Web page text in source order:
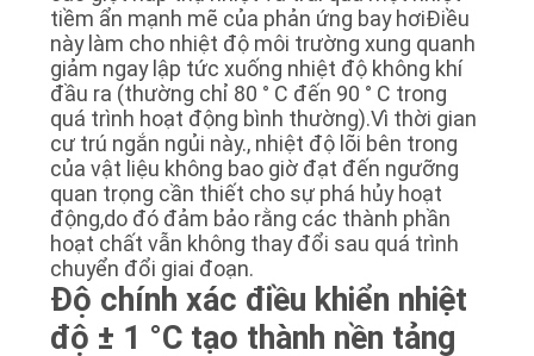
tiềm ẩn mạnh mẽ của phản ứng bay hơiĐiều
này làm cho nhiệt độ môi trường xung quanh
giảm ngay lập tức xuống nhiệt độ không khí
đầu ra (thường chỉ 80 ° C đến 90 ° C trong
quá trình hoạt động bình thường).Vì thời gian
cư trú ngắn ngủi này., nhiệt độ lõi bên trong
của vật liệu không bao giờ đạt đến ngưỡng
quan trọng cần thiết cho sự phá hủy hoạt
động,do đó đảm bảo rằng các thành phần
hoạt chất vẫn không thay đổi sau quá trình
chuyển đổi giai đoạn.
Độ chính xác điều khiển nhiệt
độ ± 1 °C tạo thành nền tảng